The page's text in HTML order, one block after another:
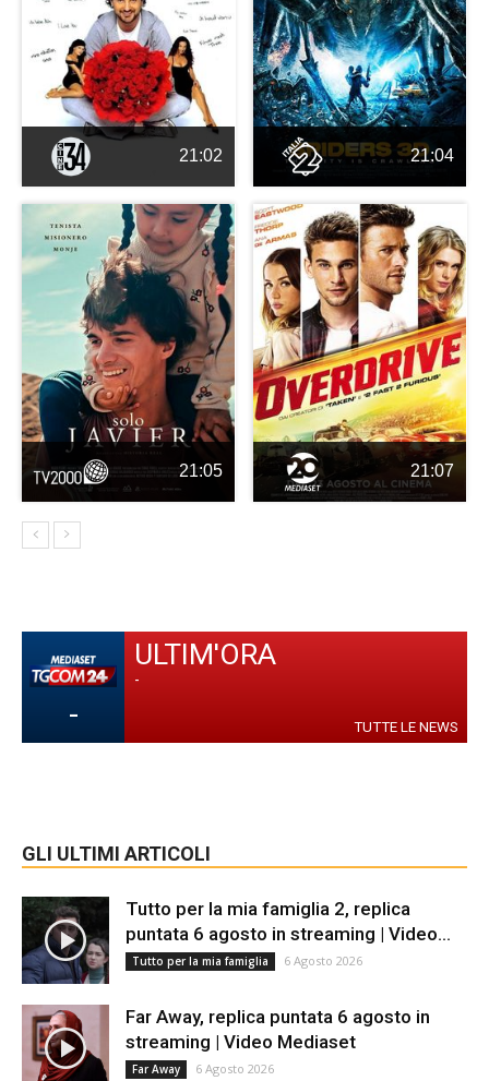
21:02 21:04
21:05 21:07
-
ULTIM'ORA
-
TUTTE LE NEWS
GLI ULTIMI ARTICOLI
Tutto per la mia famiglia 2, replica
puntata 6 agosto in streaming | Video...
Tutto per la mia famiglia 6 Agosto 2026
Far Away, replica puntata 6 agosto in
streaming | Video Mediaset
Far Away 6 Agosto 2026